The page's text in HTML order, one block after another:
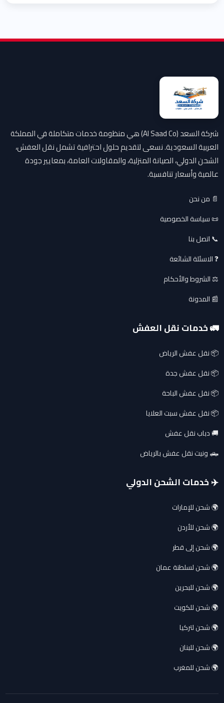
شركة السعد (Al Saad Co) هي منظومة خدمات متكاملة في المملكة
العربية السعودية. نسعى لتقديم حلول احترافية تشمل نقل العفش،
الشحن الدولي، الصيانة المنزلية، والمقاولات العامة، بمعايير جودة
عالمية وأسعار تنافسية.
📄 من نحن
📜 سياسة الخصوصية
📞 اتصل بنا
❓ الاسئلة الشائعة
⚖️ الشروط والأحكام
📰 المدونة
🚛 خدمات نقل العفش
📦 نقل عفش الرياض
📦 نقل عفش جدة
📦 نقل عفش الباحة
📦 نقل عفش سبت العلايا
🚚 دباب نقل عفش
🛻 ونيت نقل عفش بالرياض
✈️ خدمات الشحن الدولي
🌍 شحن للإمارات
🌍 شحن للأردن
🌍 شحن إلى قطر
🌍 شحن لسلطنة عمان
🌍 شحن للبحرين
🌍 شحن للكويت
🌍 شحن لتركيا
🌍 شحن للبنان
🌍 شحن للمغرب